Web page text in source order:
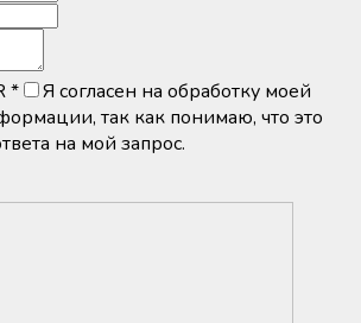
*
Я согласен на обработку моей
так как понимаю, что это
на мой запрос.